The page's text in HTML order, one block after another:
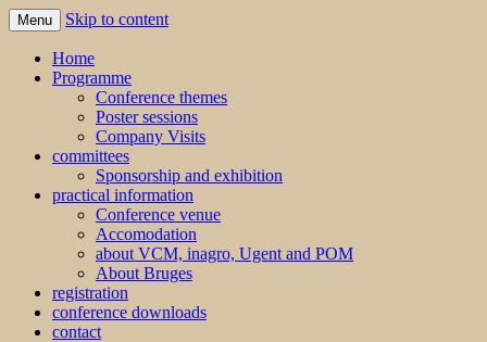
MS2013
Menu Skip to content
Home
Programme
Conference themes
Poster sessions
Company Visits
committees
Sponsorship and exhibition
practical information
Conference venue
Accomodation
about VCM, inagro, Ugent and POM
About Bruges
registration
conference downloads
contact